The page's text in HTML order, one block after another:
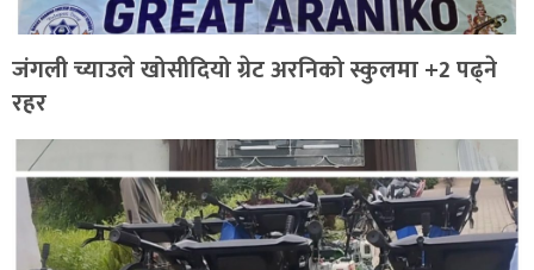
जंगली च्याउले खोसीदियो ग्रेट अरनिको स्कुलमा +2 पढ्ने
रहर